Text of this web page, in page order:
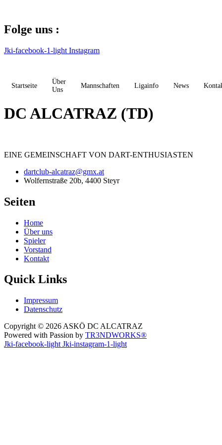
springen
Folge uns :
Jki-facebook-1-light Instagram
Startseite
Über
Uns
Mannschaften Ligainfo News
DC ALCATRAZ (TD)
EINE GEMEINSCHAFT VON DART-ENTHUSIASTEN
dartclub-alcatraz@gmx.at
Wolfernstraße 20b, 4400 Steyr
Seiten
Home
Über uns
Spieler
Vorstand
Kontakt
Quick Links
Impressum
Datenschutz
Copyright © 2026 ASKÖ DC ALCATRAZ
Powered with Passion by TR3NDWORKS®
Jki-facebook-light Jki-instagram-1-light